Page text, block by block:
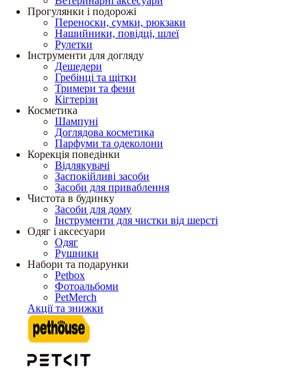
Прогулянки і подорожі
Переноски, сумки, рюкзаки
Нашийники, повідці, шлеї
Рулетки
Інструменти для догляду
Дешедери
Гребінці та щітки
Тримери та фени
Кігтерізи
Косметика
Шампуні
Доглядова косметика
Парфуми та одеколони
Корекція поведінки
Відлякувачі
Заспокійливі засоби
Засоби для приваблення
Чистота в будинку
Засоби для дому
Інструменти для чистки від шерсті
Одяг і аксесуари
Одяг
Рушники
Набори та подарунки
Petbox
Фотоальбоми
PetMerch
Акції та знижки